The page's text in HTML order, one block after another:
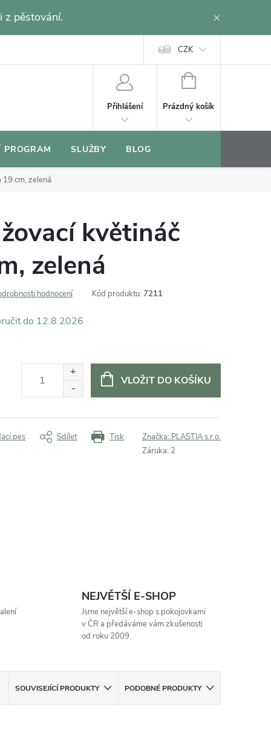
z pěstování.
CZK
Přihlášení
NÁKUPNÍ
Prázdný košík
PROGRAM SLUŽBY BLOG
cm, zelená
květináč
zelená
hodnocení Kód produktu: 7211
12.8.2026
VLOŽIT DO KOŠÍKU
Tisk
pes Sdílet Značka: PLASTIA s.r.o.
Záruka: 2
NEJVĚTŠÍ E-SHOP
Jsme největší e-shop s pokojovkami
v ČR a předáváme vám zkušenosti
od roku 2009.
SOUVISEJÍCÍ PRODUKTY PODOBNÉ PRODUKTY